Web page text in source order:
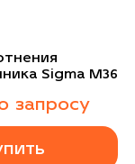
Sigma M36
запросу